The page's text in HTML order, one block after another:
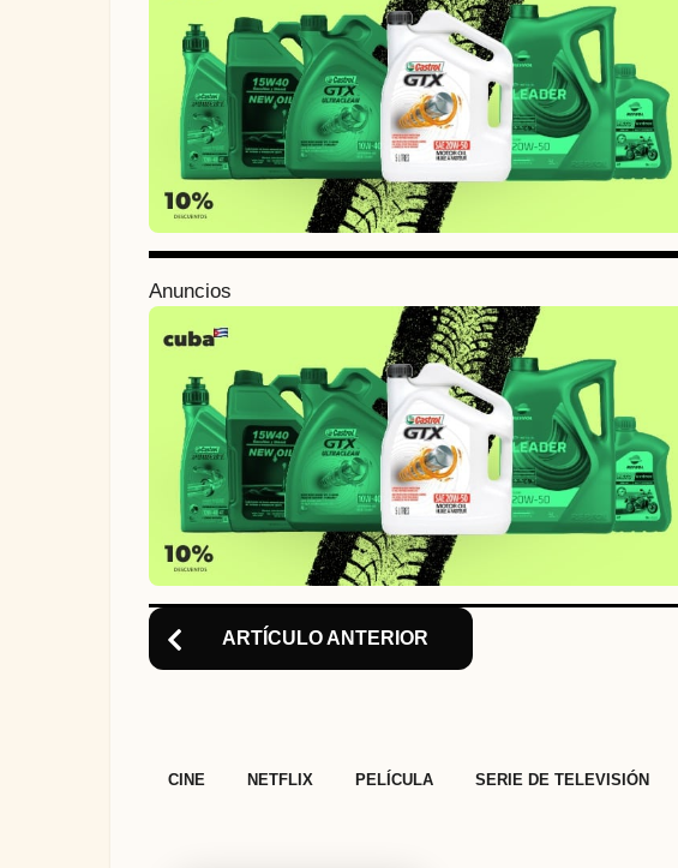
Anuncios
n
a
ARTÍCULO ANTERIOR
CINE NETFLIX PELÍCULA SERIE DE TELEVISIÓN